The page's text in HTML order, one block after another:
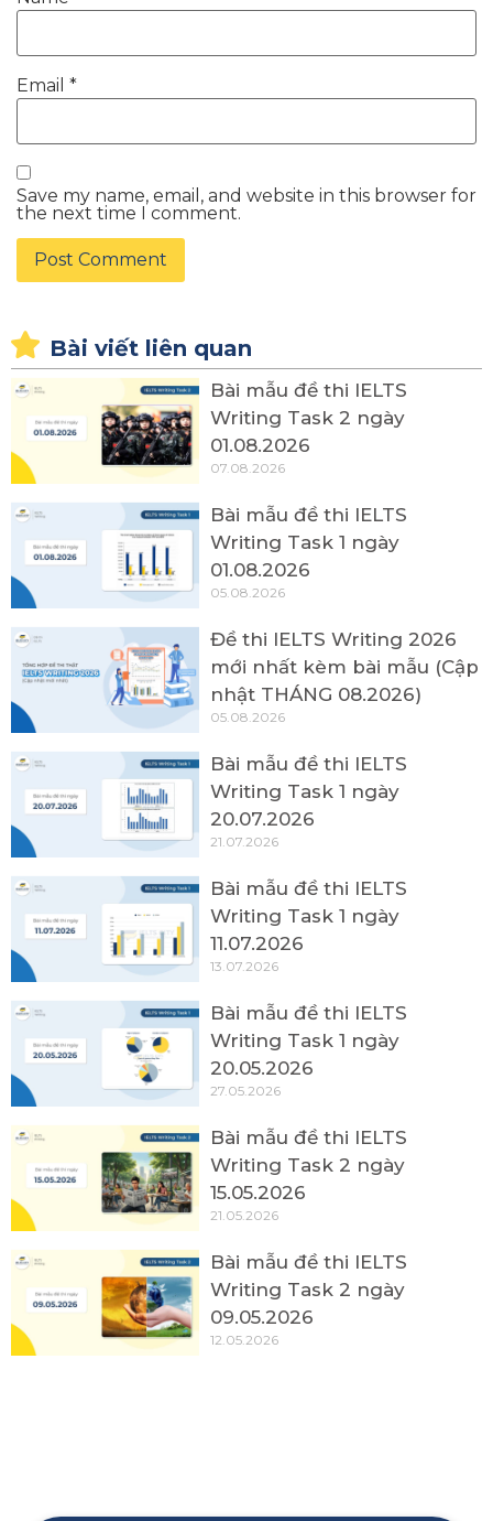
Email *
Save my name, email, and website in this browser for
the next time I comment.
Bài viết liên quan
Bài mẫu đề thi IELTS
Writing Task 2 ngày
01.08.2026
07.08.2026
Bài mẫu đề thi IELTS
Writing Task 1 ngày
01.08.2026
05.08.2026
Đề thi IELTS Writing 2026
mới nhất kèm bài mẫu (Cập
nhật THÁNG 08.2026)
05.08.2026
Bài mẫu đề thi IELTS
Writing Task 1 ngày
20.07.2026
21.07.2026
Bài mẫu đề thi IELTS
Writing Task 1 ngày
11.07.2026
13.07.2026
Bài mẫu đề thi IELTS
Writing Task 1 ngày
20.05.2026
27.05.2026
Bài mẫu đề thi IELTS
Writing Task 2 ngày
15.05.2026
21.05.2026
Bài mẫu đề thi IELTS
Writing Task 2 ngày
09.05.2026
12.05.2026